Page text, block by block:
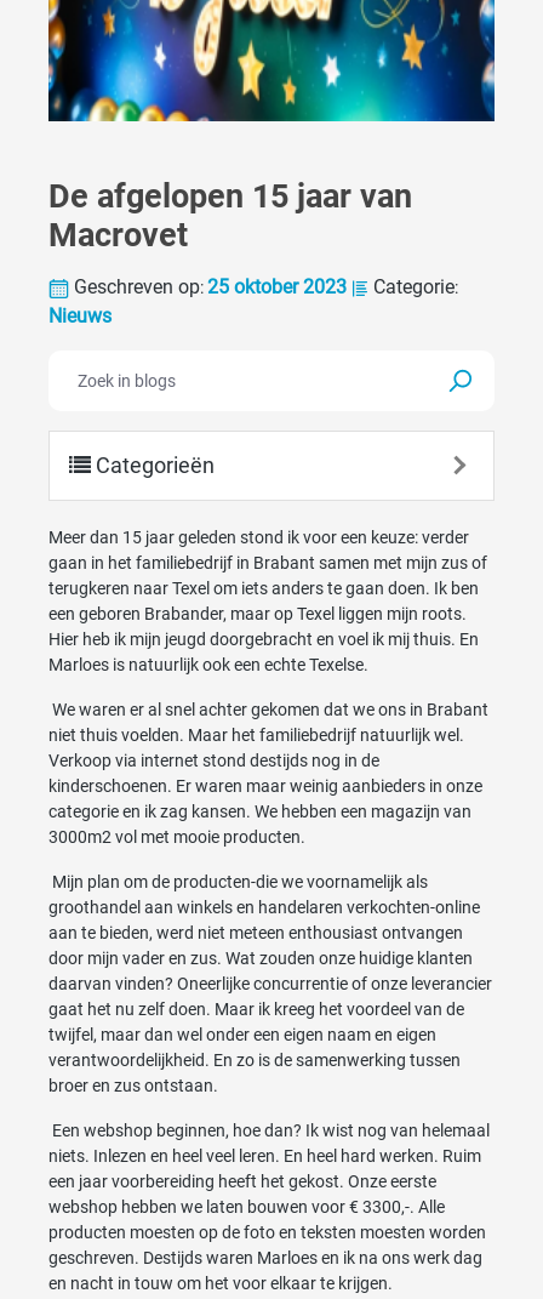
De afgelopen 15 jaar van
Macrovet
Geschreven op:25 oktober 2023 Categorie:
Nieuws
Categorieën
Meer dan 15 jaar geleden stond ik voor een keuze: verder
gaan in het familiebedrijf in Brabant samen met mijn zus of
terugkeren naar Texel om iets anders te gaan doen. Ik ben
een geboren Brabander, maar op Texel liggen mijn roots.
Hier heb ik mijn jeugd doorgebracht en voel ik mij thuis. En
Marloes is natuurlijk ook een echte Texelse.
We waren er al snel achter gekomen dat we ons in Brabant
niet thuis voelden. Maar het familiebedrijf natuurlijk wel.
Verkoop via internet stond destijds nog in de
kinderschoenen. Er waren maar weinig aanbieders in onze
categorie en ik zag kansen. We hebben een magazijn van
3000m2 vol met mooie producten.
Mijn plan om de producten-die we voornamelijk als
groothandel aan winkels en handelaren verkochten-online
aan te bieden, werd niet meteen enthousiast ontvangen
door mijn vader en zus. Wat zouden onze huidige klanten
daarvan vinden? Oneerlijke concurrentie of onze leverancier
gaat het nu zelf doen. Maar ik kreeg het voordeel van de
twijfel, maar dan wel onder een eigen naam en eigen
verantwoordelijkheid. En zo is de samenwerking tussen
broer en zus ontstaan.
Een webshop beginnen, hoe dan? Ik wist nog van helemaal
niets. Inlezen en heel veel leren. En heel hard werken. Ruim
een jaar voorbereiding heeft het gekost. Onze eerste
webshop hebben we laten bouwen voor € 3300,-. Alle
producten moesten op de foto en teksten moesten worden
geschreven. Destijds waren Marloes en ik na ons werk dag
en nacht in touw om het voor elkaar te krijgen.